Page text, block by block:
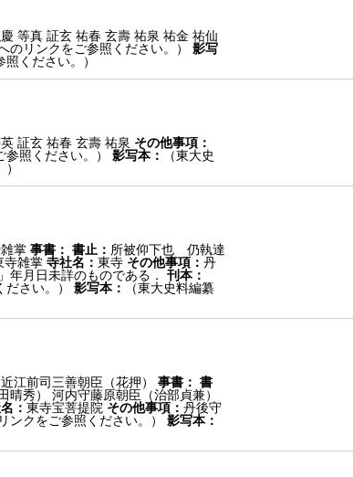
等真 証玄 祐春 玄壽 祐泉 祐金 祐仙
のリンクをご参照ください。）
影写
ください。）
証玄 祐春 玄壽 祐泉 その他事項：
照ください。） 影写本：
（東大史
掌 事書： 書止： 所被仰下也 仍執達
寺雑掌 寺社名： 東寺 その他事項： 丹
年月日未詳のものである．
刊本：
さい。）
影写本：
（東大史料編纂
江前司三善朝臣（花押） 事書： 書
晴秀） 河内守藤原朝臣（治部貞兼）
： 東寺宝菩提院 その他事項： 丹後守
ンクをご参照ください。）
影写本：